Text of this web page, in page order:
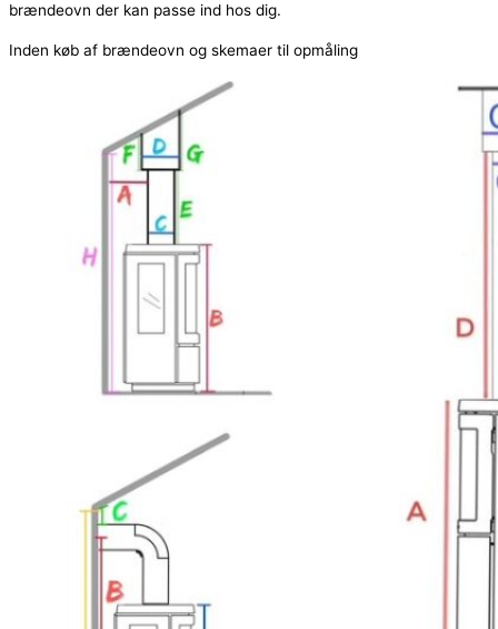
brændeovn der kan passe ind hos dig.
Inden køb af brændeovn og skemaer til opmåling